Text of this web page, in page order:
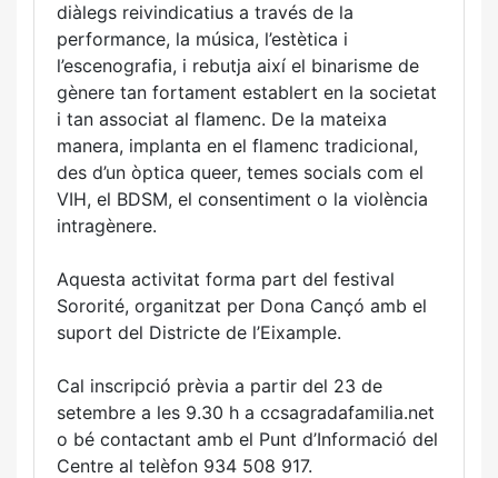
diàlegs reivindicatius a través de la
performance, la música, l’estètica i
l’escenografia, i rebutja així el binarisme de
gènere tan fortament establert en la societat
i tan associat al flamenc. De la mateixa
manera, implanta en el flamenc tradicional,
des d’un òptica queer, temes socials com el
VIH, el BDSM, el consentiment o la violència
intragènere.
Aquesta activitat forma part del festival
Sororité, organitzat per Dona Cançó amb el
suport del Districte de l’Eixample.
Cal inscripció prèvia a partir del 23 de
setembre a les 9.30 h a ccsagradafamilia.net
o bé contactant amb el Punt d’Informació del
Centre al telèfon 934 508 917.